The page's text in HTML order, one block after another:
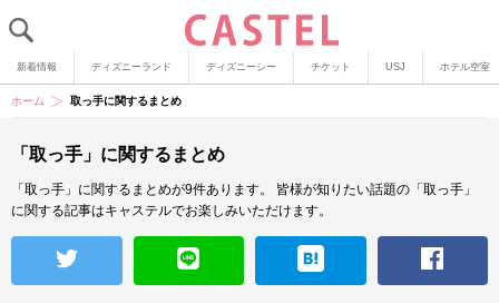
新着情報 ディズニーランド ディズニーシー チケット USJ ホテル空室
ホーム 取っ手に関するまとめ
「取っ手」に関するまとめ
「取っ手」に関するまとめが9件あります。
皆様が知りたい話題の「取っ手」
に関する記事はキャステルでお楽しみいただけます。